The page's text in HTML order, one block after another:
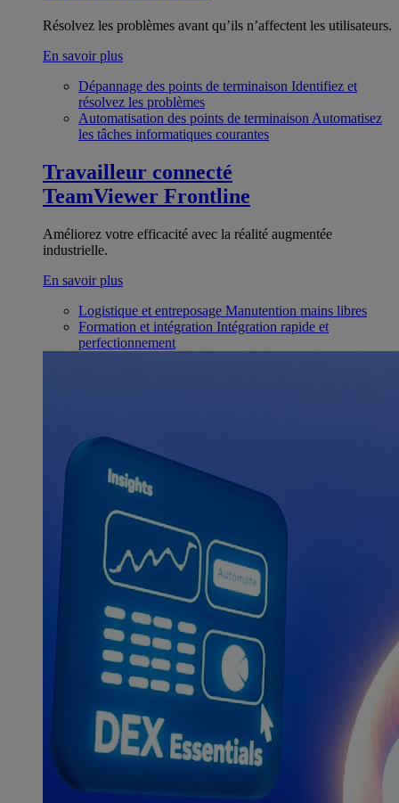
Résolvez les problèmes avant qu’ils n’affectent les utilisateurs.
En savoir plus
Dépannage des points de terminaison Identifiez et
résolvez les problèmes
Automatisation des points de terminaison Automatisez
les tâches informatiques courantes
Travailleur connecté
TeamViewer Frontline
Améliorez votre efficacité avec la réalité augmentée
industrielle.
En savoir plus
Logistique et entreposage Manutention mains libres
Formation et intégration Intégration rapide et
perfectionnement